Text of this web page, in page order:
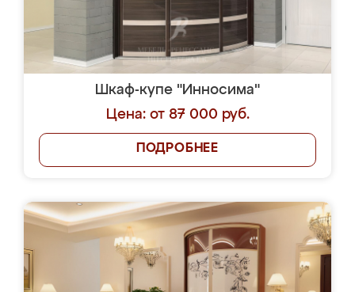
Шкаф-купе "Инносима"
Цена: от 87 000 руб.
ПОДРОБНЕЕ